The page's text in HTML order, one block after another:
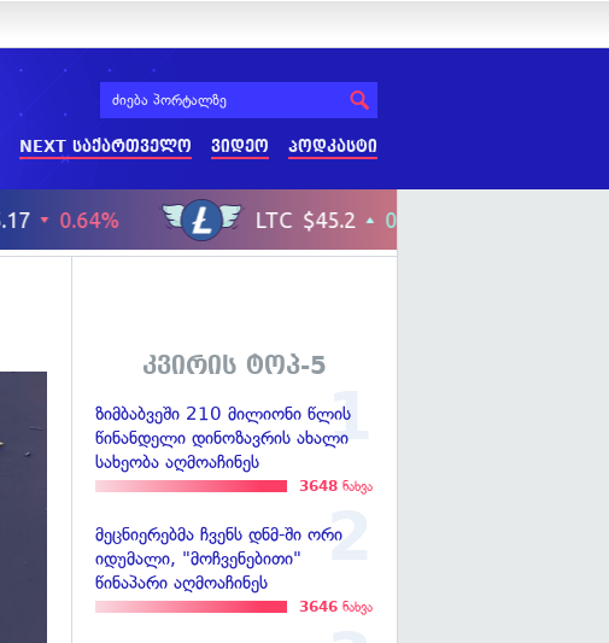
NEXT საქართველო ვიდეო პოდკასტი
კვირის ტოპ-5
ზიმბაბვეში 210 მილიონი წლის
წინანდელი დინოზავრის ახალი
სახეობა აღმოაჩინეს
3648 ნახვა
მეცნიერებმა ჩვენს დნმ-ში ორი
იდუმალი, "მოჩვენებითი"
წინაპარი აღმოაჩინეს
3646 ნახვა